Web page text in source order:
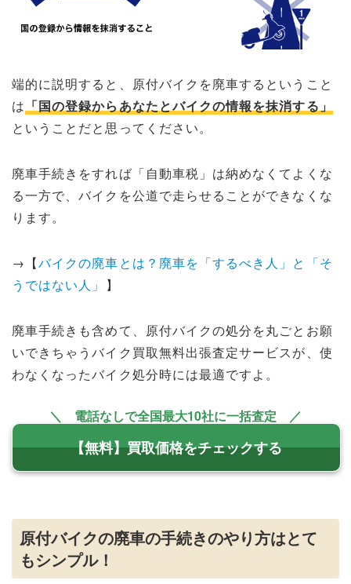
端的に説明すると、原付バイクを廃車するということ
は 「国の登録からあなたとバイクの情報を抹消する」
ということだと思ってください。
廃車手続きをすれば「自動車税」は納めなくてよくな
る一方で、バイクを公道で走らせることができなくな
ります。
→【バイクの廃車とは？廃車を「するべき人」と「そ
うではない人」 】
廃車手続きも含めて、原付バイクの処分を丸ごとお願
いできちゃうバイク買取無料出張査定サービスが、使
わなくなったバイク処分時には最適ですよ。
＼ 電話なしで全国最大10社に一括査定 ／
【無料】買取価格をチェックする
原付バイクの廃車の手続きのやり方はとて
もシンプル！